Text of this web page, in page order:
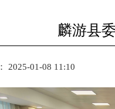
麟游县
2025-01-08 11:10